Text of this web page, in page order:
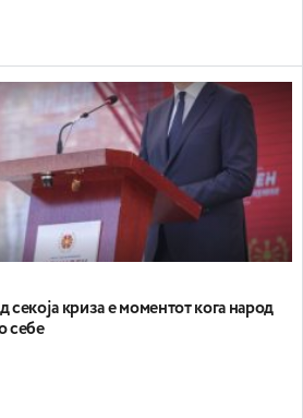
криза е моментот кога народ
себе